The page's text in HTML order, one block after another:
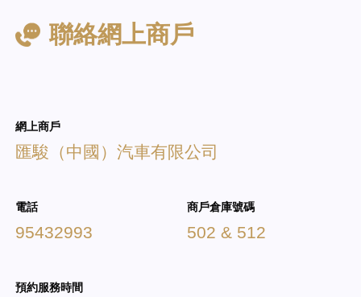
聯絡網上商戶
網上商戶
匯駿（中國）汽車有限公司
電話
95432993
商戶倉庫號碼
502 & 512
預約服務時間